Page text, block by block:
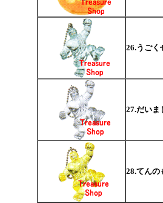
26.うごく
27.だいま
28.てんの